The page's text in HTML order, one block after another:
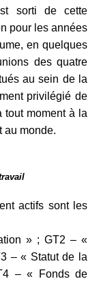
sorti de cette
pour les années
en quelques
des quatre
au sein de la
privilégié de
tout moment à la
au monde.
actifs sont les
» ; GT2 – «
– « Statut de la
– « Fonds de